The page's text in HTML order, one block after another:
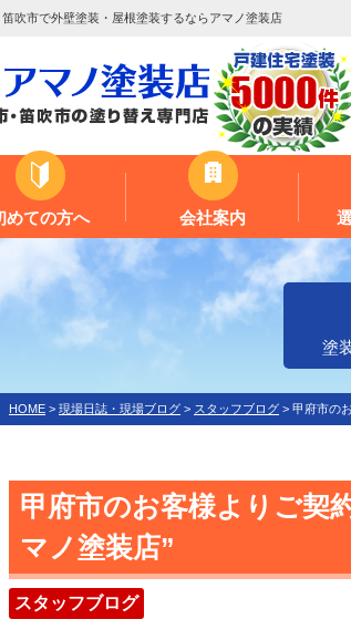
吹市で外壁塗装・屋根塗装するならアマノ塗装店
めての方へ 会社案内
塗
HOME > 現場日誌・現場ブログ > スタッフブログ > 甲府市の
甲府市のお客様よりご契
マノ塗装店”
スタッフブログ